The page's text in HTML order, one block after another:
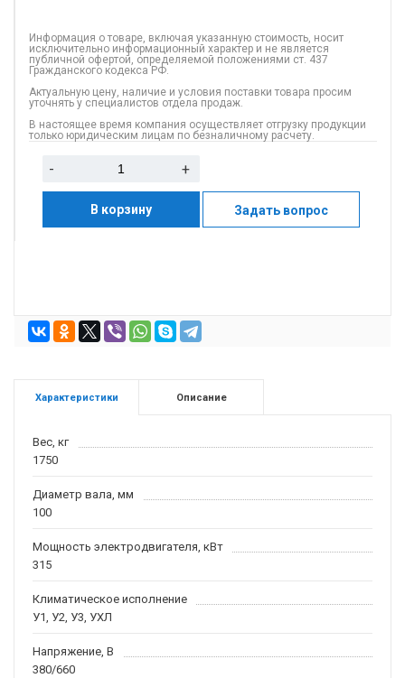
Информация о товаре, включая указанную стоимость, носит
исключительно информационный характер и не является
публичной офертой, определяемой положениями ст. 437
Гражданского кодекса РФ.
Актуальную цену, наличие и условия поставки товара просим
уточнять у специалистов отдела продаж.
В настоящее время компания осуществляет отгрузку продукции
только юридическим лицам по безналичному расчету.
- +
В корзину Задать вопрос
Характеристики Описание
Вес, кг
1750
Диаметр вала, мм
100
Мощность электродвигателя, кВт
315
Климатическое исполнение
У1, У2, У3, УХЛ
Напряжение, В
380/660